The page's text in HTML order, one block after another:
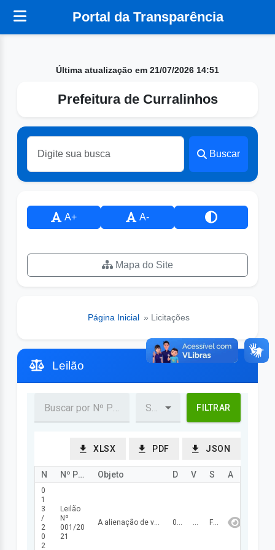
Portal da Transparência
Última atualização em 21/07/2026 14:51
Prefeitura de Curralinhos
Buscar
A+ A-
Mapa do Site
Página Inicial » Licitações
Leilão
FILTRAR
XLSX PDF JSON
Nº Procedimento Objeto
0
1
3
/
2
0
2
Leilão
Nº
001/20
21
A alienação de veículos automotores, trator de pneus e retroescavadeira, considerados inservíveis (ociosos, antieconômicos e irrecuperáveis) ao patrimônio da Prefeitura Municipal. 04/06/2021 35.500,00 FINALIZADA